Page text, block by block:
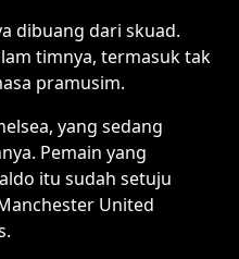
dibuang dari skuad.
timnya, termasuk tak
pramusim.
yang sedang
Pemain yang
itu sudah setuju
United